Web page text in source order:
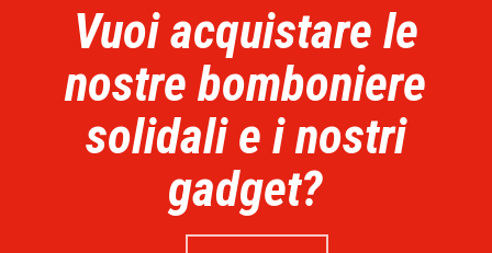
Vuoi acquistare le
nostre bomboniere
solidali e i nostri
gadget?